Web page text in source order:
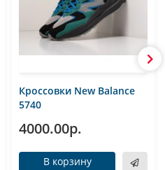
Кроссовки New Balance
5740
4000.00р.
В корзину